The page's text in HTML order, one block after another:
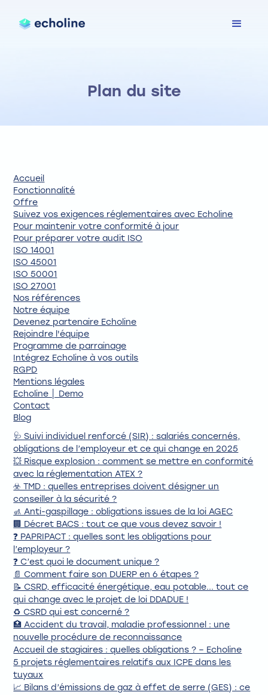
Plan du site
Accueil
Fonctionnalité
Offre
Suivez vos exigences réglementaires avec Echoline
Pour maintenir votre conformité à jour
Pour préparer votre audit ISO
ISO 14001
ISO 45001
ISO 50001
ISO 27001
Nos références
Notre équipe
Devenez partenaire Echoline
Rejoindre l'équipe
Programme de parrainage
Intégrez Echoline à vos outils
RGPD
Mentions légales
Echoline │ Demo
Contact
Blog
🩺 Suivi individuel renforcé (SIR) : salariés concernés,
obligations de l’employeur et ce qui change en 2025
💥 Risque explosion : comment se mettre en conformité
avec la réglementation ATEX ?
☣️ TMD : quelles entreprises doivent désigner un
conseiller à la sécurité ?
🚮 Anti-gaspillage : obligations issues de la loi AGEC
🏢 Décret BACS : tout ce que vous devez savoir !
❓ PAPRIPACT : quelles sont les obligations pour
l’employeur ?
❓ C’est quoi le document unique ?
📄 Comment faire son DUERP en 6 étapes ?
📝 CSRD, efficacité énergétique, eau potable... tout ce
qui change avec le projet de loi DDADUE !
♻️ CSRD qui est concerné ?
🏥 Accident du travail, maladie professionnel : une
nouvelle procédure de reconnaissance
Accueil de stagiaires : quelles obligations ? – Echoline
5 projets réglementaires relatifs aux ICPE dans les
tuyaux
📈 Bilans d’émissions de gaz à effet de serre (GES) : ce